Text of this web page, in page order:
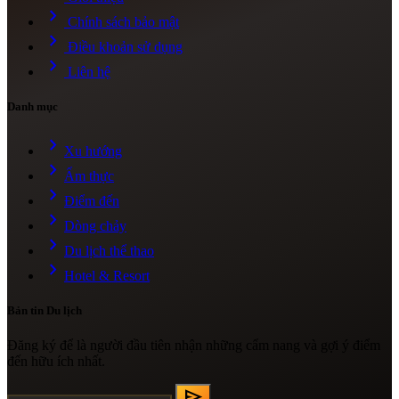
chevron_right Chính sách bảo mật
chevron_right Điều khoản sử dụng
chevron_right Liên hệ
Danh mục
chevron_right Xu hướng
chevron_right Ẩm thực
chevron_right Điểm đến
chevron_right Dòng chảy
chevron_right Du lịch thể thao
chevron_right Hotel & Resort
Bản tin Du lịch
Đăng ký để là người đầu tiên nhận những cẩm nang và gợi ý điểm
đến hữu ích nhất.